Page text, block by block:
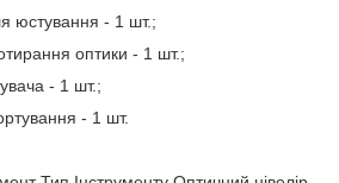
юстування - 1 шт.;
оптики - 1 шт.;
- 1 шт.;
- 1 шт.